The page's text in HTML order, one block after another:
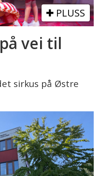
PLUSS
vei til
sirkus på Østre